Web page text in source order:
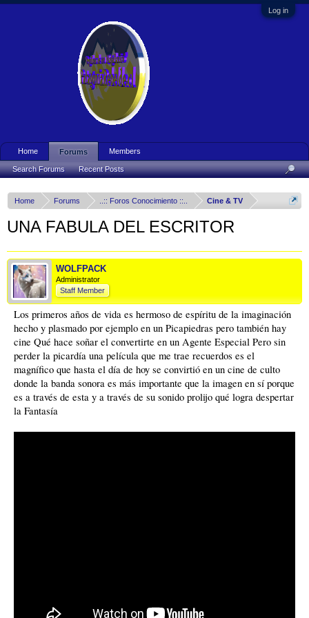
Log in
Home Forums ..:: Foros Conocimiento ::.. Cine & TV
UNA FABULA DEL ESCRITOR
WOLFPACK
Administrator
Staff Member
Los primeros años de vida es hermoso de espíritu de la imaginación
hecho y plasmado por ejemplo en un Picapiedras pero también hay
cine Qué hace soñar el convertirte en un Agente Especial Pero sin
perder la picardía una película que me trae recuerdos es el
magnífico que hasta el día de hoy se convirtió en un cine de culto
donde la banda sonora es más importante que la imagen en sí porque
es a través de esta y a través de su sonido prolijo qué logra despertar
la Fantasía
Home Forums
Search Forums Recent Posts
Members